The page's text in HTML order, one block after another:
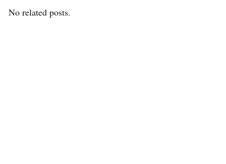
No related posts.